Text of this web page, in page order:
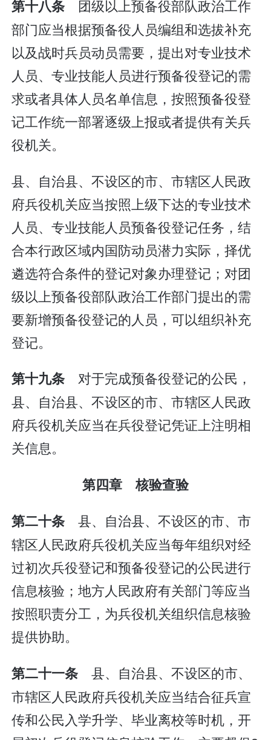
第十八条 团级以上预备役部队政治工作
部门应当根据预备役人员编组和选拔补充
以及战时兵员动员需要，提出对专业技术
人员、专业技能人员进行预备役登记的需
求或者具体人员名单信息，按照预备役登
记工作统一部署逐级上报或者提供有关兵
役机关。
县、自治县、不设区的市、市辖区人民政
府兵役机关应当按照上级下达的专业技术
人员、专业技能人员预备役登记任务，结
合本行政区域内国防动员潜力实际，择优
遴选符合条件的登记对象办理登记；对团
级以上预备役部队政治工作部门提出的需
要新增预备役登记的人员，可以组织补充
登记。
第十九条对于完成预备役登记的公民，
县、自治县、不设区的市、市辖区人民政
府兵役机关应当在兵役登记凭证上注明相
关信息。
第四章 核验查验
第二十条 县、自治县、不设区的市、市
辖区人民政府兵役机关应当每年组织对经
过初次兵役登记和预备役登记的公民进行
信息核验；地方人民政府有关部门等应当
按照职责分工，为兵役机关组织信息核验
提供协助。
第二十一条 县、自治县、不设区的市、
市辖区人民政府兵役机关应当结合征兵宣
传和公民入学升学、毕业离校等时机，开